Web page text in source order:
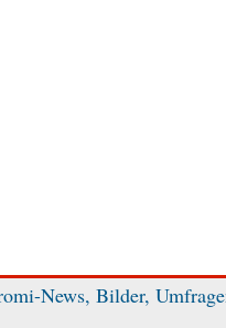
News, Bilder,